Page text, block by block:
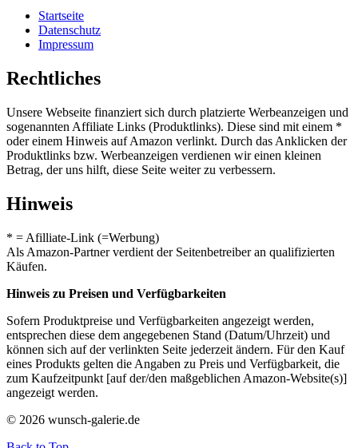
Startseite
Datenschutz
Impressum
Rechtliches
Unsere Webseite finanziert sich durch platzierte Werbeanzeigen und
sogenannten Affiliate Links (Produktlinks). Diese sind mit einem *
oder einem Hinweis auf Amazon verlinkt. Durch das Anklicken der
Produktlinks bzw. Werbeanzeigen verdienen wir einen kleinen
Betrag, der uns hilft, diese Seite weiter zu verbessern.
Hinweis
* = Afilliate-Link (=Werbung)
Als Amazon-Partner verdient der Seitenbetreiber an qualifizierten
Käufen.
Hinweis zu Preisen und Verfügbarkeiten
Sofern Produktpreise und Verfügbarkeiten angezeigt werden,
entsprechen diese dem angegebenen Stand (Datum/Uhrzeit) und
können sich auf der verlinkten Seite jederzeit ändern. Für den Kauf
eines Produkts gelten die Angaben zu Preis und Verfügbarkeit, die
zum Kaufzeitpunkt [auf der/den maßgeblichen Amazon-Website(s)]
angezeigt werden.
© 2026 wunsch-galerie.de